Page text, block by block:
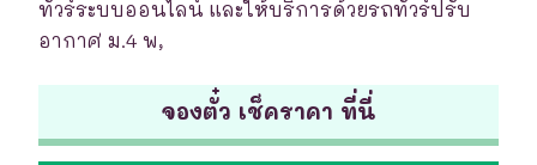
ทัวร์ระบบออนไลน์ และให้บริการด้วยรถทัวร์ปรับ
อากาศ ม.4 พ,
จองตั๋ว เช็คราคา ที่นี่